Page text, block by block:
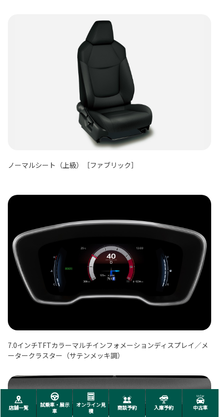
ノーマルシート（上級）［ファブリック］
7.0インチTFTカラーマルチインフォメーションディスプレイ／メ
ータークラスター（サテンメッキ調）
店舗一覧
試乗車・展示
車
オンライン見
積
商談予約 入庫予約 中古車